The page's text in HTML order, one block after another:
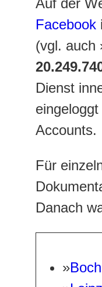
Auf der
Facebook
(vgl. auch
Dienst
Accounts.
Für
Danach
»